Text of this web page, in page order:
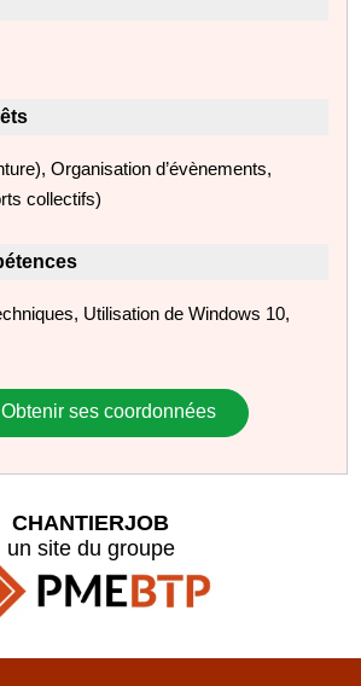
Organisation d’évènements,
collectifs)
Utilisation de Windows 10,
Obtenir ses coordonnées
CHANTIERJOB
un site du groupe